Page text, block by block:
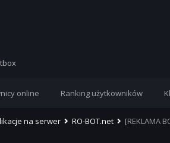
online Ranking użytkowników
na serwer RO-BOT.net [REKLAMA